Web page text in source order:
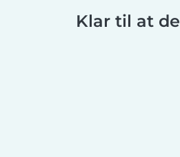
Klar til at